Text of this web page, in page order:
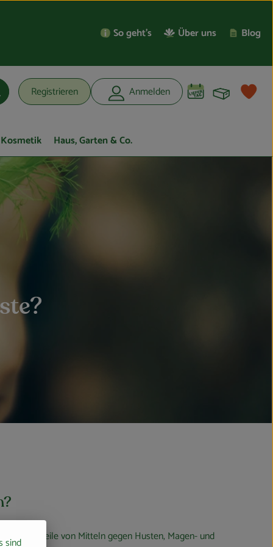
So geht’s Über uns Blog
Registrieren Anmelden
Kosmetik Haus, Garten & Co.
Bestandteile von Mitteln gegen Husten, Magen- und
sind